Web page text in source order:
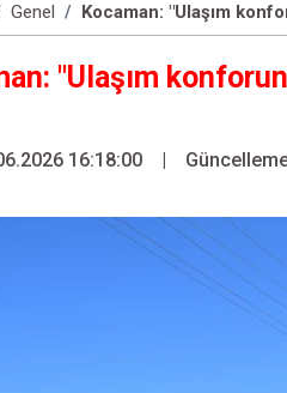
Genel Kocaman: "Ulaşım
"Ulaşım
16:18:00 |